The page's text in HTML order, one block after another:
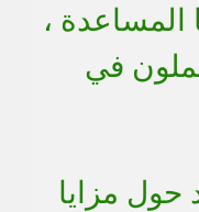
المساعدة ،
في
حول مزايا